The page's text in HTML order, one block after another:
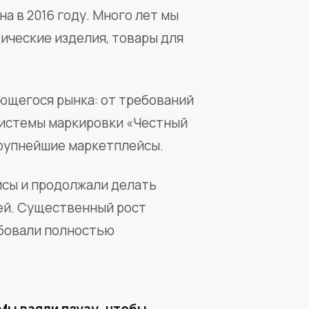
в 2016 году. Много лет мы
изделия, товары для
рынка: от требований
маркировки «Честный
маркетплейсы.
и продолжали делать
Существенный рост
полностью